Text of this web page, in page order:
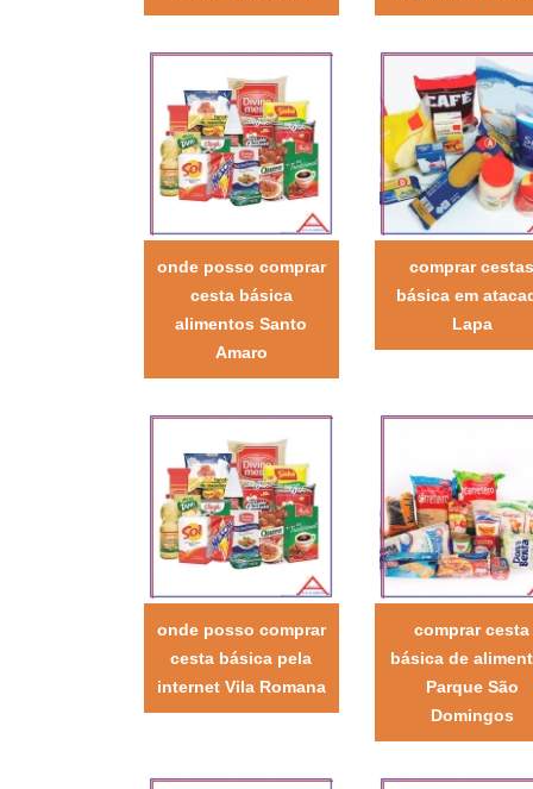
onde posso comprar
cesta básica
alimentos Santo
Amaro
comprar cestas
básica em
Lapa
onde posso comprar
cesta básica pela
internet Vila Romana
comprar cesta
básica de
Parque São
Domingos